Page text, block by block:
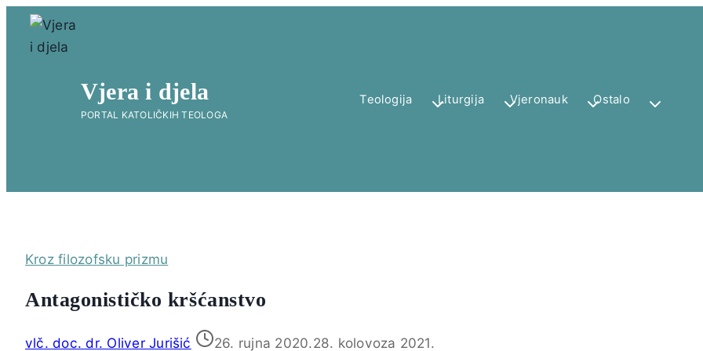
Skip
content
Vjera i djela
PORTAL KATOLIČKIH TEOLOGA
Teologija Liturgija Vjeronauk Ostalo
Kroz filozofsku prizmu
Antagonističko kršćanstvo
vlč. doc. dr. Oliver Jurišić 26. rujna 2020.28. kolovoza 2021.